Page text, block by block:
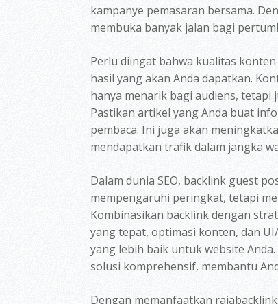
kampanye pemasaran bersama.
membuka banyak jalan bagi
Perlu diingat bahwa kualitas
hasil yang akan Anda dapatkan.
hanya menarik bagi audiens, tetapi
Pastikan artikel yang Anda buat
pembaca. Ini juga akan
mendapatkan trafik dalam jangka
Dalam dunia SEO, backlink guest
mempengaruhi peringkat, tetapi
Kombinasikan backlink dengan
yang tepat, optimasi konten, dan
yang lebih baik untuk website
solusi komprehensif, membantu
Dengan memanfaatkan